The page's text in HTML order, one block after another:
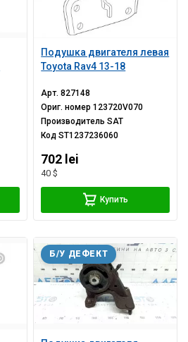
Подушка двигателя левая
Toyota Rav4 13-18
Арт.827148
Ориг. номер123720V070
ПроизводительSAT
КодST1237236060
702 lei
40 $
Купить
Б/У ДЕФЕКТ